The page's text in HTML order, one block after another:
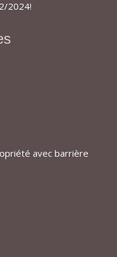
2024!
avec barrière